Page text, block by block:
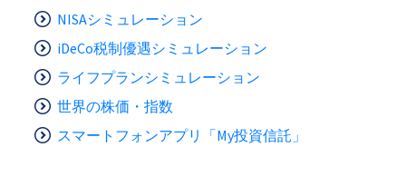
NISAシミュレーション
iDeCo税制優遇シミュレーション
ライフプランシミュレーション
世界の株価・指数
スマートフォンアプリ「My投資信託」